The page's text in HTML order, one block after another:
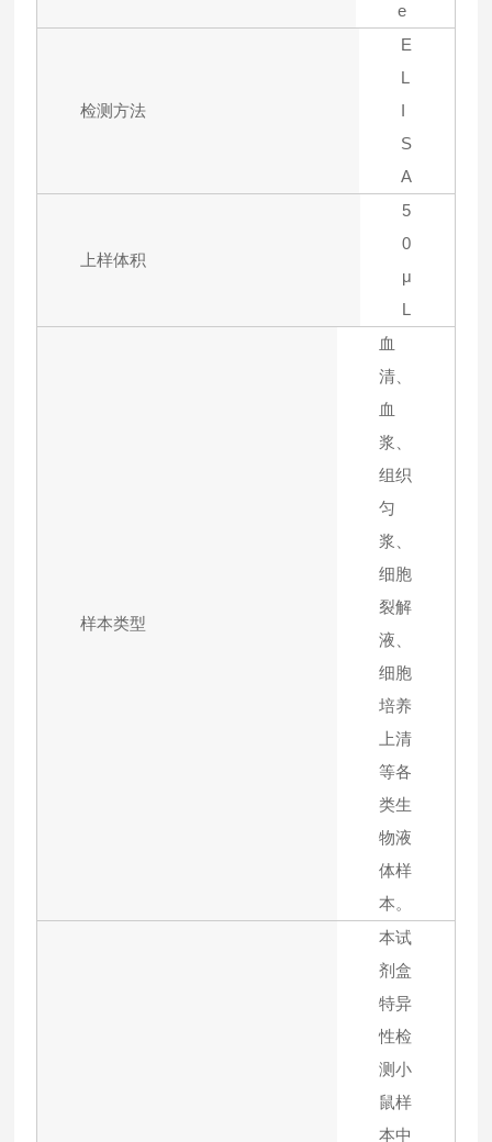
e
检测方法
E
L
I
S
A
上样体积
5
0
μ
L
样本类型
血
清、
血
浆、
组织
匀
浆、
细胞
裂解
液、
细胞
培养
上清
等各
类生
物液
体样
本。
本试
剂盒
特异
性检
测小
鼠样
本中